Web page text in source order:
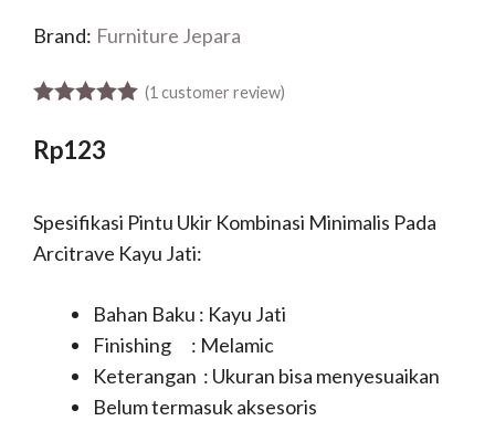
Brand: Furniture Jepara
(1 customer review)
Rp123
Spesifikasi Pintu Ukir Kombinasi Minimalis Pada
Arcitrave Kayu Jati:
Bahan Baku : Kayu Jati
Finishing : Melamic
Keterangan : Ukuran bisa menyesuaikan
Belum termasuk aksesoris